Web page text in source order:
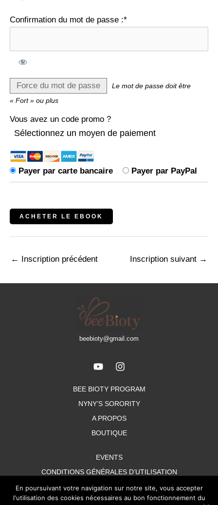
Confirmation du mot de passe :*
Force du mot de passe
Le mot de passe doit être
« Fort » ou plus
Vous avez un code promo ?
Sélectionnez un moyen de paiement
Payer par carte bancaire Payer par PayPal
Aucune valeur
← Inscription précédent Inscription suivant →
beebioty@gmail.com
Y
o
t
u
b
e
I
n
t
a
g
r
a
m
BEE BIOTY PROGRAM
NYNY’S SORORITY
A PROPOS
BOUTIQUE
EVENTS
CONDITIONS GÉNÉRALES D’UTILISATION
CONDITIONS GÉNÉRALES DE VENTE
MENTIONS LÉGALES
En poursuivant votre navigation sur notre site, vous accepter
l'utilisation des cookies nécessaires au bon fonctionnement du